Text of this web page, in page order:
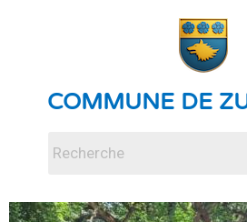
COMMUNE DE